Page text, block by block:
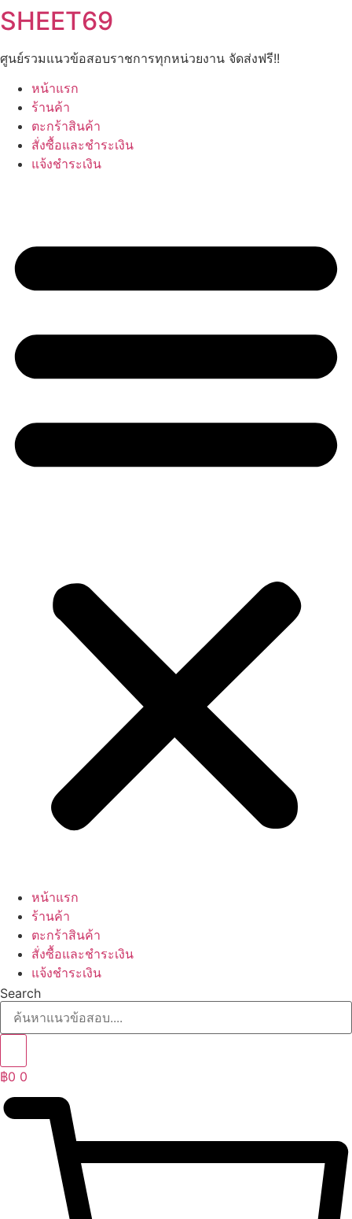
Skip
to
content
SHEET69
ศูนย์รวมแนวข้อสอบราชการทุกหน่วยงาน จัดส่งฟรี!!
หน้าแรก
ร้านค้า
ตะกร้าสินค้า
สั่งซื้อและชำระเงิน
แจ้งชำระเงิน
หน้าแรก
ร้านค้า
ตะกร้าสินค้า
สั่งซื้อและชำระเงิน
แจ้งชำระเงิน
Search
฿0 0